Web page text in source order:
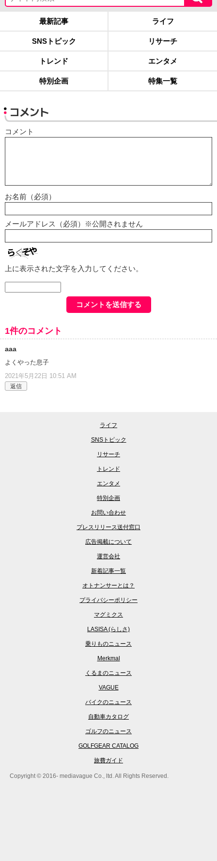
最新記事 ライフ
SNSトピック リサーチ
トレンド エンタメ
特別企画 特集一覧
コメント
コメント
お名前（必須）
メールアドレス（必須）※公開されません
上に表示された文字を入力してください。
1件のコメント
aaa
よくやった息子
2021年5月22日 10:51 AM
返信
ライフ
SNSトピック
リサーチ
トレンド
エンタメ
特別企画
お問い合わせ
プレスリリース送付窓口
広告掲載について
運営会社
新着記事一覧
オトナンサーとは？
プライバシーポリシー
マグミクス
LASISA (らしさ)
乗りものニュース
Merkmal
くるまのニュース
VAGUE
バイクのニュース
自動車カタログ
ゴルフのニュース
GOLFGEAR CATALOG
旅費ガイド
Copyright © 2016- mediavague Co., ltd. All Rights Reserved.